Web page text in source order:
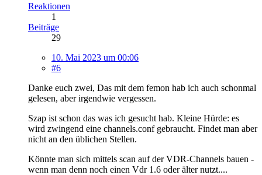
Reaktionen
1
Beiträge
29
10. Mai 2023 um 00:06
#6
Danke euch zwei, Das mit dem femon hab ich auch schonmal
gelesen, aber irgendwie vergessen.
Szap ist schon das was ich gesucht hab. Kleine Hürde: es
wird zwingend eine channels.conf gebraucht. Findet man aber
nicht an den üblichen Stellen.
Könnte man sich mittels scan auf der VDR-Channels bauen -
wenn man denn noch einen Vdr 1.6 oder älter nutzt....